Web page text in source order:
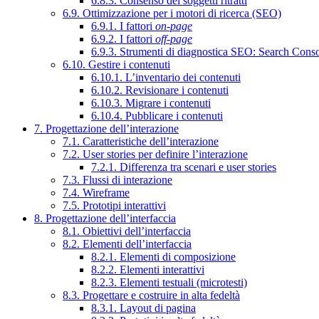
6.9. Ottimizzazione per i motori di ricerca (SEO)
6.9.1. I fattori on-page
6.9.2. I fattori off-page
6.9.3. Strumenti di diagnostica SEO: Search
6.10. Gestire i contenuti
6.10.1. L’inventario dei contenuti
6.10.2. Revisionare i contenuti
6.10.3. Migrare i contenuti
6.10.4. Pubblicare i contenuti
7. Progettazione dell’interazione
7.1. Caratteristiche dell’interazione
7.2. User stories per definire l’interazione
7.2.1. Differenza tra scenari e user stories
7.3. Flussi di interazione
7.4. Wireframe
7.5. Prototipi interattivi
8. Progettazione dell’interfaccia
8.1. Obiettivi dell’interfaccia
8.2. Elementi dell’interfaccia
8.2.1. Elementi di composizione
8.2.2. Elementi interattivi
8.2.3. Elementi testuali (microtesti)
8.3. Progettare e costruire in alta fedeltà
8.3.1. Layout di pagina